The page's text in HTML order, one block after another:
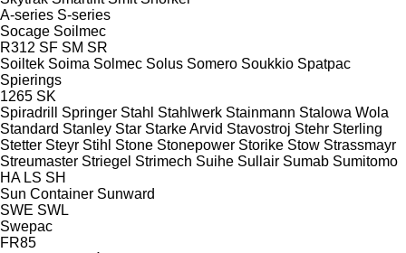
A-series S-series
Socage Soilmec
R312 SF SM SR
Soiltek Soima Solmec Solus Somero Soukkio Spatpac
Spierings
1265 SK
Spiradrill
Springer Stahl Stahlwerk Stainmann Stalowa Wola
Standard Stanley Star Starke Arvid Stavostroj Stehr Sterling
Stetter Steyr Stihl Stone Stonepower Storike Stow Strassmayr
Streumaster Striegel Strimech Suihe Sullair Sumab Sumitomo
HA LS SH
Sun Container Sunward
SWE SWL
Swepac
FR85